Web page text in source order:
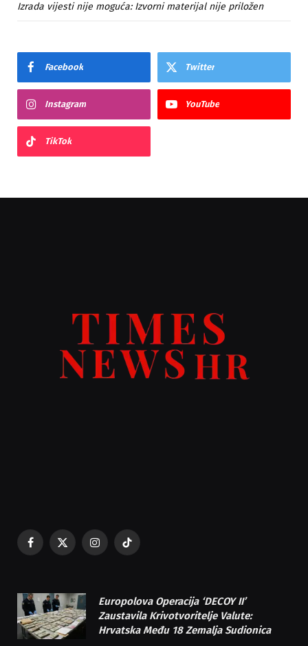
Izrada vijesti nije moguća: Izvorni materijal nije priložen
Facebook Twitter
Instagram YouTube
TikTok
Facebook
X
InstagramTikTok
Europolova Operacija ‘DECOY II’
Zaustavila Krivotvoritelje Valute:
Hrvatska Među 18 Zemalja Sudionica